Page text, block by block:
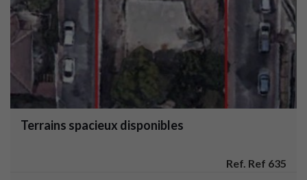
Terrains spacieux disponibles
Ref. Ref 635